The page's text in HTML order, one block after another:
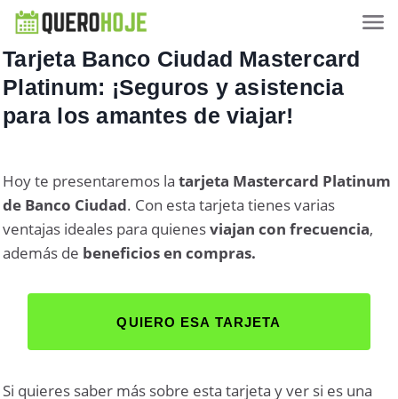
Tarjeta Banco Ciudad Mastercard
Platinum: ¡Seguros y asistencia
para los amantes de viajar!
Hoy te presentaremos latarjeta Mastercard Platinum
de Banco Ciudad. Con esta tarjeta tienes varias
ventajas ideales para quienesviajan con frecuencia,
además de beneficios en compras.
QUIERO ESA TARJETA
Si quieres saber más sobre esta tarjeta y ver si es una